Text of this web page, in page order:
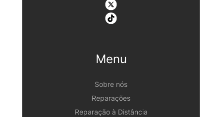
Menu
Sobre nós
Reparações
Reparação à Distância